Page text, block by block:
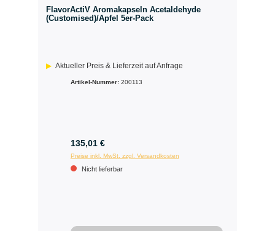
FlavorActiV Aromakapseln Acetaldehyde
(Customised)/Apfel 5er-Pack
Aktueller Preis & Lieferzeit auf Anfrage
Artikel-Nummer: 200113
135,01 €
Preise inkl. MwSt. zzgl. Versandkosten
Nicht lieferbar